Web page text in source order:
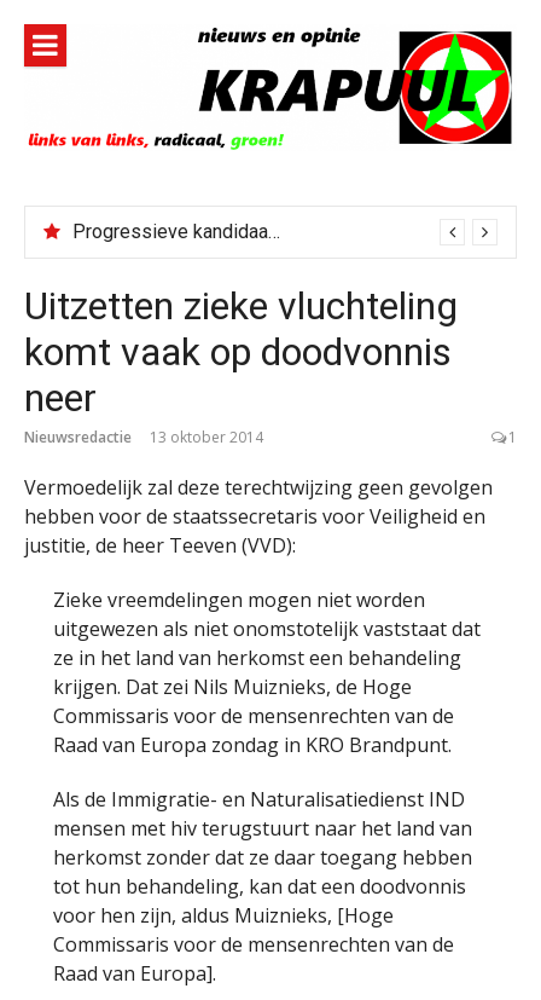
inhoud
Progressieve kandidaat El-Sayed senaatskandidaat Michigan
Uitzetten zieke vluchteling
komt vaak op doodvonnis
neer
Nieuwsredactie 13 oktober 2014 1
Vermoedelijk zal deze terechtwijzing geen gevolgen
hebben voor de staatssecretaris voor Veiligheid en
justitie, de heer Teeven (VVD):
Zieke vreemdelingen mogen niet worden
uitgewezen als niet onomstotelijk vaststaat dat
ze in het land van herkomst een behandeling
krijgen. Dat zei Nils Muiznieks, de Hoge
Commissaris voor de mensenrechten van de
Raad van Europa zondag in KRO Brandpunt.
Als de Immigratie- en Naturalisatiedienst IND
mensen met hiv terugstuurt naar het land van
herkomst zonder dat ze daar toegang hebben
tot hun behandeling, kan dat een doodvonnis
voor hen zijn, aldus Muiznieks, [Hoge
Commissaris voor de mensenrechten van de
Raad van Europa].